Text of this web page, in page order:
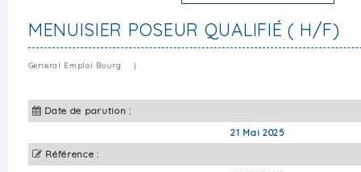
MENUISIER POSEUR QUALIFIÉ ( H/F)
General Emploi Bourg |
Date de parution :
21 Mai 2025
Référence :